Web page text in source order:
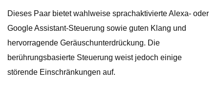
Dieses Paar bietet wahlweise sprachaktivierte Alexa- oder
Google Assistant-Steuerung sowie guten Klang und
hervorragende Geräuschunterdrückung. Die
berührungsbasierte Steuerung weist jedoch einige
störende Einschränkungen auf.